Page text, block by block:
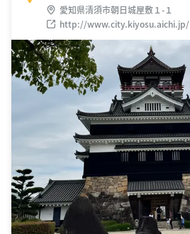
愛知県清須市朝日城屋敷１-１
http://www.city.kiyosu.aichi.jp/